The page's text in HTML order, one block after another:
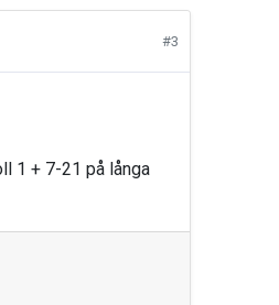
#3
1 + 7-21 på långa